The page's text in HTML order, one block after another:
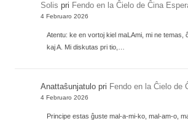
Solis pri Fendo en la Ĉielo de Ĉina
4 Februaro 2026
Atentu: ke en vortoj kiel maLAmi, mi ne temas,
kaj A. Mi diskutas pri tio,…
Anattaŝunjatulo pri Fendo en la Ĉielo de
4 Februaro 2026
Principe estas ĝuste mal-a-mi-ko, mal-am-o,